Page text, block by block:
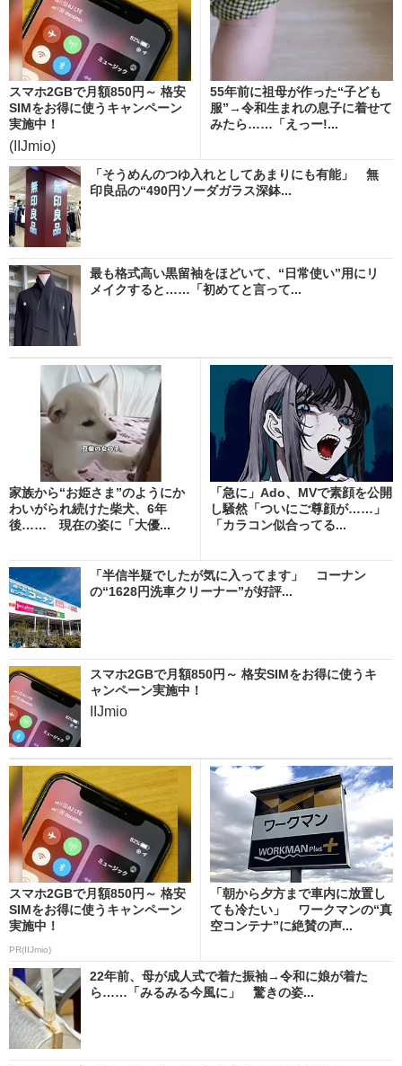
スマホ2GBで月額850円～ 格安
SIMをお得に使うキャンペーン
実施中！
(IIJmio)
55年前に祖母が作った“子ども
服”→令和生まれの息子に着せて
みたら……「えっー!...
「そうめんのつゆ入れとしてあまりにも有能」 無
印良品の“490円ソーダガラス深鉢...
最も格式高い黒留袖をほどいて、“日常使い”用にリ
メイクすると……「初めてと言って...
家族から“お姫さま”のようにか
わいがられ続けた柴犬、6年
後…… 現在の姿に「大優...
「急に」Ado、MVで素顔を公開
し騒然「ついにご尊顔が……」
「カラコン似合ってる...
「半信半疑でしたが気に入ってます」 コーナン
の“1628円洗車クリーナー”が好評...
スマホ2GBで月額850円～ 格安SIMをお得に使うキ
ャンペーン実施中！
IIJmio
スマホ2GBで月額850円～ 格安
SIMをお得に使うキャンペーン
実施中！
PR(IIJmio)
「朝から夕方まで車内に放置し
ても冷たい」 ワークマンの“真
空コンテナ”に絶賛の声...
22年前、母が成人式で着た振袖→令和に娘が着た
ら……「みるみる今風に」 驚きの姿...